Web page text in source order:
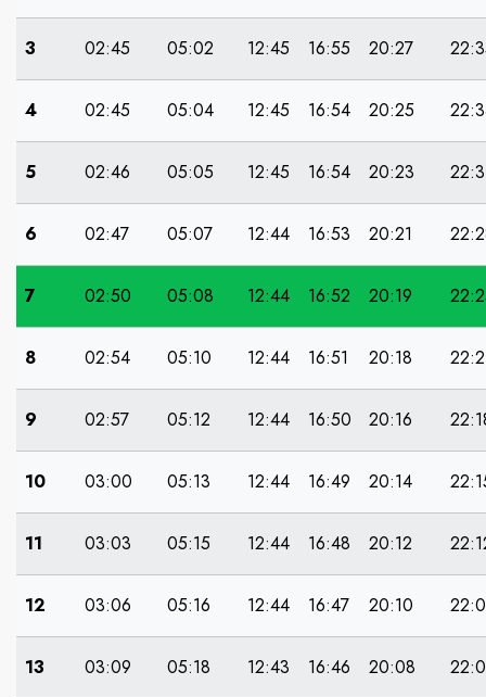
3 02:45 05:02 12:45 16:55 20:27
4 02:45 05:04 12:45 16:54 20:25
5 02:46 05:05 12:45 16:54 20:23
6 02:47 05:07 12:44 16:53 20:21
7 02:50 05:08 12:44 16:52 20:19
8 02:54 05:10 12:44 16:51 20:18
9 02:57 05:12 12:44 16:50 20:16
10 03:00 05:13 12:44 16:49 20:14
11 03:03 05:15 12:44 16:48 20:12
12 03:06 05:16 12:44 16:47 20:10
13 03:09 05:18 12:43 16:46 20:08